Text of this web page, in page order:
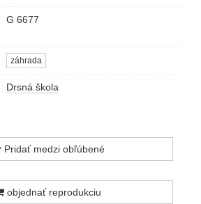
G 6677
záhrada
Drsná škola
Pridať medzi obľúbené
objednať reprodukciu